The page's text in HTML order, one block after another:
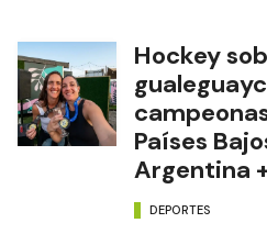
Hockey
Países
Argentina
DEPORTES